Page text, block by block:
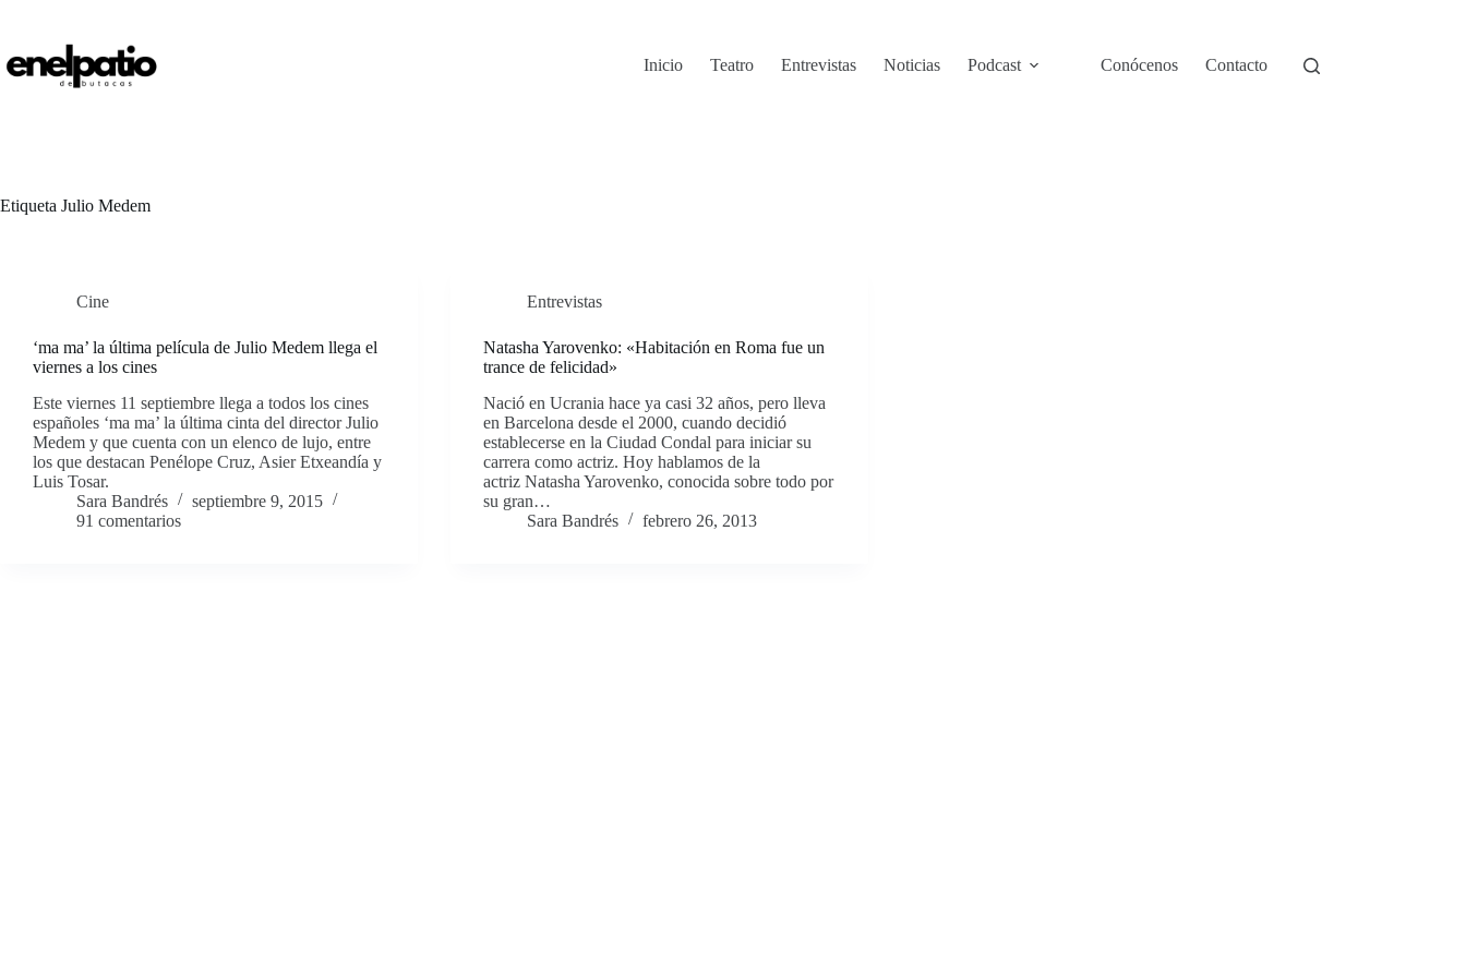
contenido
Inicio
Teatro Entrevistas Noticias Podcast Conócenos Contacto
Etiqueta Julio Medem
Cine
‘ma ma’ la última película de Julio Medem llega el
viernes a los cines
Este viernes 11 septiembre llega a todos los cines
españoles ‘ma ma’ la última cinta del director Julio
Medem y que cuenta con un elenco de lujo, entre
los que destacan Penélope Cruz, Asier Etxeandía y
Luis Tosar.
Sara Bandrés
septiembre 9, 2015
91 comentarios
Entrevistas
Natasha Yarovenko: «Habitación en Roma fue un
trance de felicidad»
Nació en Ucrania hace ya casi 32 años, pero lleva
en Barcelona desde el 2000, cuando decidió
establecerse en la Ciudad Condal para iniciar su
carrera como actriz. Hoy hablamos de la
actriz Natasha Yarovenko, conocida sobre todo por
su gran…
Sara Bandrés
febrero 26, 2013